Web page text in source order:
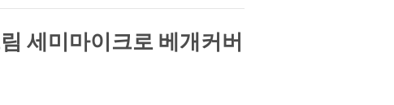
세미마이크로 베개커버